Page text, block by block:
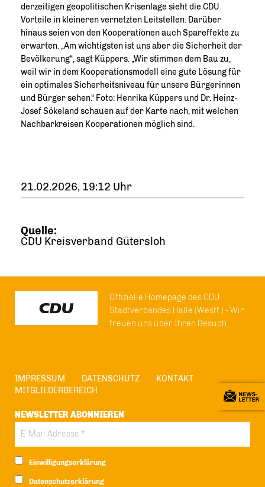
derzeitigen geopolitischen Krisenlage sieht die CDU
Vorteile in kleineren vernetzten Leitstellen. Darüber
hinaus seien von den Kooperationen auch Spareffekte zu
erwarten. „Am wichtigsten ist uns aber die Sicherheit der
Bevölkerung“, sagt Küppers. „Wir stimmen dem Bau zu,
weil wir in dem Kooperationsmodell eine gute Lösung für
ein optimales Sicherheitsniveau für unsere Bürgerinnen
und Bürger sehen.“ Foto: Henrika Küppers und Dr. Heinz-
Josef Sökeland schauen auf der Karte nach, mit welchen
Nachbarkreisen Kooperationen möglich sind.
21.02.2026, 19:12 Uhr
Quelle:
CDU Kreisverband Gütersloh
Offizielle Homepage des CDU
Stadtverbandes Halle (Westf.) - Wir
freuen uns über Ihren Besuch
IMPRESSUM DATENSCHUTZ
KONTAKT
MITGLIEDERBEREICH
NEWSLETTER ABONNIEREN
Einwilligungserklärung
Datenschutzerklärung